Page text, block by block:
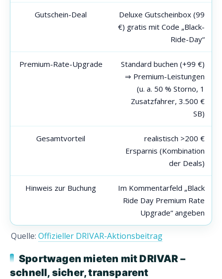
Gutschein-Deal
Deluxe Gutscheinbox (99
€) gratis mit Code „Black-
Ride-Day“
Premium-Rate-Upgrade
Standard buchen (+99 €)
⇒ Premium-Leistungen
(u. a. 50 % Storno, 1
Zusatzfahrer, 3.500 €
SB)
Gesamtvorteil
realistisch >200 €
Ersparnis (Kombination
der Deals)
Hinweis zur Buchung
Im Kommentarfeld „Black
Ride Day Premium Rate
Upgrade“ angeben
Quelle: Offizieller DRIVAR-Aktionsbeitrag
Sportwagen mieten mit DRIVAR –
schnell, sicher, transparent